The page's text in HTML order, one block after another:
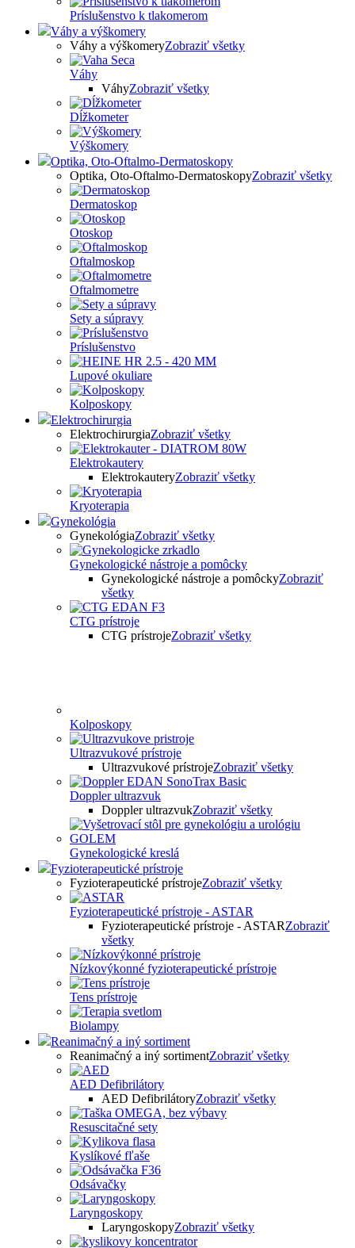
Príslušenstvo k tlakomerom
Váhy a výškomery
Váhy a výškomeryZobraziť všetky
Váhy
VáhyZobraziť všetky
Dĺžkometer
Výškomery
Optika, Oto-Oftalmo-Dermatoskopy
Optika, Oto-Oftalmo-DermatoskopyZobraziť všetky
Dermatoskop
Otoskop
Oftalmoskop
Oftalmometre
Sety a súpravy
Príslušenstvo
Lupové okuliare
Kolposkopy
Elektrochirurgia
ElektrochirurgiaZobraziť všetky
Elektrokautery
ElektrokauteryZobraziť všetky
Kryoterapia
Gynekológia
GynekológiaZobraziť všetky
Gynekologické nástroje a pomôcky
Gynekologické nástroje a pomôckyZobraziť
všetky
CTG prístroje
CTG prístrojeZobraziť všetky
Kolposkopy
Ultrazvukové prístroje
Ultrazvukové prístrojeZobraziť všetky
Doppler ultrazvuk
Doppler ultrazvukZobraziť všetky
Gynekologické kreslá
Fyzioterapeutické prístroje
Fyzioterapeutické prístrojeZobraziť všetky
Fyzioterapeutické prístroje - ASTAR
Fyzioterapeutické prístroje - ASTARZobraziť
všetky
Nízkovýkonné fyzioterapeutické prístroje
Tens prístroje
Biolampy
Reanimačný a iný sortiment
Reanimačný a iný sortimentZobraziť všetky
AED Defibrilátory
AED DefibrilátoryZobraziť všetky
Resuscitačné sety
Kyslíkové fľaše
Odsávačky
Laryngoskopy
LaryngoskopyZobraziť všetky